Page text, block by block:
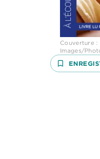
Couverture
Images/
bookmark_border